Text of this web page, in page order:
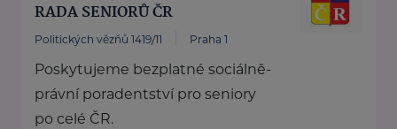
RADA SENIORŮ ČR
Politických vězňů 1419/11 Praha 1
Poskytujeme bezplatné sociálně-
právní poradentství pro seniory
po celé ČR.